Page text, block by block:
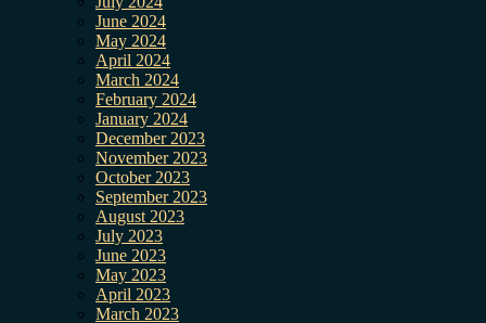
June 2024
May 2024
April 2024
March 2024
February 2024
January 2024
December 2023
November 2023
October 2023
September 2023
August 2023
July 2023
June 2023
May 2023
April 2023
March 2023